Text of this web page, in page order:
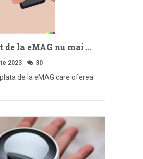
la eMAG nu mai …
2023 30
de la eMAG care oferea